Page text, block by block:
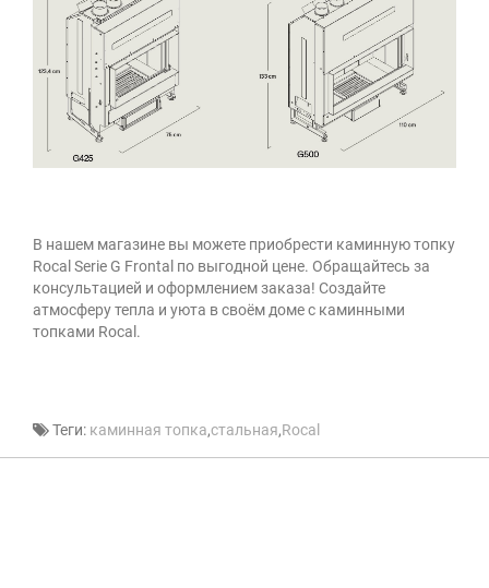
В нашем магазине вы можете приобрести каминную топку
Rocal Serie G Frontal по выгодной цене. Обращайтесь за
консультацией и оформлением заказа! Создайте
атмосферу тепла и уюта в своём доме с каминными
топками Rocal.
Теги: каминная топка,стальная,Rocal